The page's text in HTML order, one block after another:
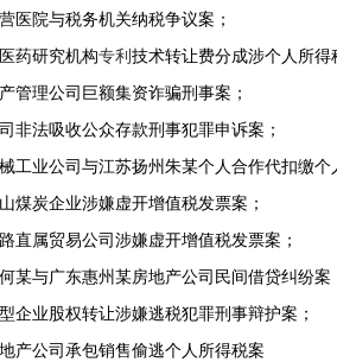
医院与税务机关纳税争议案；
药研究机构专利 技术转让费分成涉个人所得
管理公司巨额集资诈骗刑事案；
非法吸收公众存款刑事犯罪申诉案；
工业公司与江苏扬州朱某个人合作代扣缴个
煤炭企业涉嫌虚开增值税发票案；
直属贸易公司涉嫌虚开增值税发票案；
某与广东惠州某房地产公司民间借贷纠纷案
企业股权转让涉嫌逃税犯罪刑事辩护案；
产公司承包销售偷逃个人所得税案